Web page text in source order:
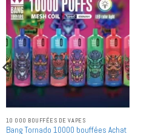
10 000 BOUFFÉES DE VAPES
Bang Tornado 10000 bouffées Achat